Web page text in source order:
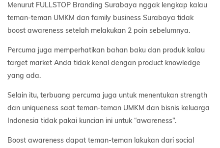
Menurut FULLSTOP Branding Surabaya nggak lengkap kalau
teman-teman UMKM dan family business Surabaya tidak
boost awareness setelah melakukan 2 poin sebelumnya.
Percuma juga memperhatikan bahan baku dan produk kalau
target market Anda tidak kenal dengan product knowledge
yang ada.
Selain itu, terbuang percuma juga untuk menentukan strength
dan uniqueness saat teman-teman UMKM dan bisnis keluarga
Indonesia tidak pakai kuncian ini untuk “awareness”.
Boost awareness dapat teman-teman lakukan dari social